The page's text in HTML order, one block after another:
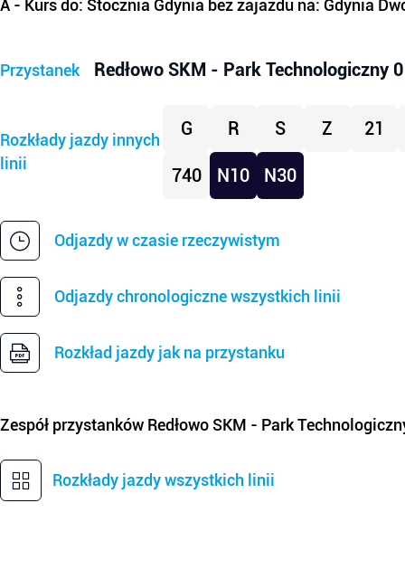
A - Kurs do: Stocznia Gdynia bez zajazdu na: Gdynia
Przystanek Redłowo SKM - Park Technologiczny
Rozkłady jazdy innych
linii
G R S Z 21
740 N10 N30
Odjazdy w czasie rzeczywistym
Odjazdy chronologiczne wszystkich linii
Rozkład jazdy jak na przystanku
Zespół przystanków Redłowo SKM - Park
Rozkłady jazdy wszystkich linii